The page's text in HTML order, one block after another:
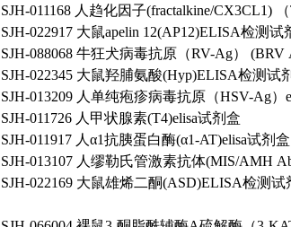
SJH-011168 人趋化因子(fractalkine/CX3CL1)
SJH-022917 大鼠apelin 12(AP12)ELISA检测试
SJH-088068 牛狂犬病毒抗原（RV-Ag） (BRV
SJH-022345 大鼠羟脯氨酸(Hyp)ELISA检测试
SJH-013209 人单纯疱疹病毒抗原（HSV-Ag）
SJH-011726 人甲状腺素(T4)elisa试剂盒
SJH-011917 人α1抗胰蛋白酶(α1-AT)elisa试剂盒
SJH-013107 人缪勒氏管激素抗体(MIS/AMH
SJH-022169 大鼠雄烯二酮(ASD)ELISA检测试